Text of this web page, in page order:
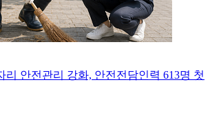
리 안전관리 강화, 안전전담인력 613명 첫